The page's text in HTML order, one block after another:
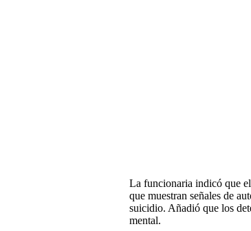
La funcionaria indicó que
que muestran señales de
suicidio. Añadió que los
mental.